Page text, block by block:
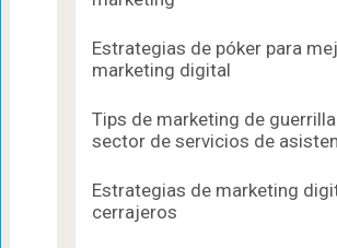
Estrategias de póker para
marketing digital
Tips de marketing de
sector de servicios de
Estrategias de marketing
cerrajeros